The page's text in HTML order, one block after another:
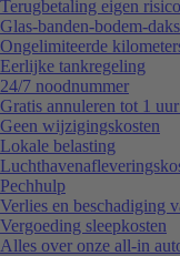
Terugbetaling eigen risico
Glas-banden-bodem-
Ongelimiteerde
Eerlijke tankregeling
24/7 noodnummer
Gratis annuleren tot 1
Geen wijzigingskosten
Lokale belasting
Pechhulp
Verlies en beschadiging
Vergoeding sleepkosten
Alles over onze all-in